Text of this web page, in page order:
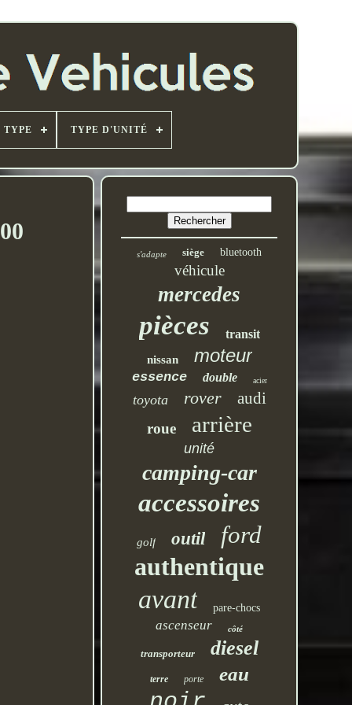
TYPE TYPE D'UNITÉ
s'adapte siège bluetooth
véhicule
mercedes
pièces transit
nissan moteur
essence double acier
toyota rover audi
roue arrière
unité
camping-car
accessoires
golf outil ford
authentique
avant pare-chocs
ascenseur côté
transporteur diesel
terre porte eau